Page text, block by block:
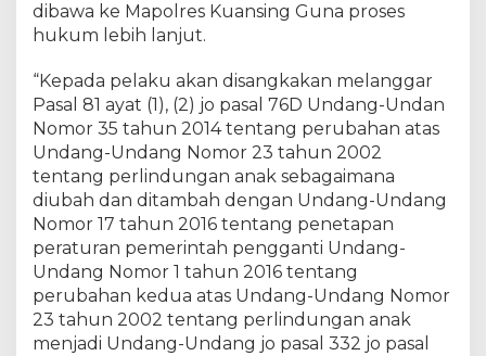
dibawa ke Mapolres Kuansing Guna proses
hukum lebih lanjut.
“Kepada pelaku akan disangkakan melanggar
Pasal 81 ayat (1), (2) jo pasal 76D Undang-Undan
Nomor 35 tahun 2014 tentang perubahan atas
Undang-Undang Nomor 23 tahun 2002
tentang perlindungan anak sebagaimana
diubah dan ditambah dengan Undang-Undang
Nomor 17 tahun 2016 tentang penetapan
peraturan pemerintah pengganti Undang-
Undang Nomor 1 tahun 2016 tentang
perubahan kedua atas Undang-Undang Nomor
23 tahun 2002 tentang perlindungan anak
menjadi Undang-Undang jo pasal 332 jo pasal